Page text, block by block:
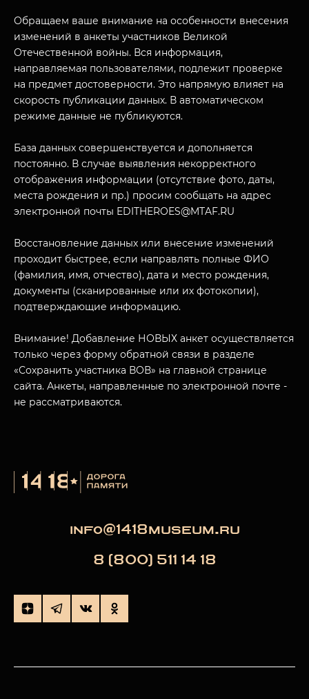
МУЗЕЙНЫЙ КОМПЛЕКС
ПОСЕТИТЕЛЯМ
НАЗАД
Обращаем ваше внимание на особенности внесения
изменений в анкеты участников Великой
Отечественной войны. Вся информация,
направляемая пользователями, подлежит проверке
на предмет достоверности. Это напрямую влияет на
скорость публикации данных. В автоматическом
режиме данные не публикуются.
База данных совершенствуется и дополняется
постоянно. В случае выявления некорректного
отображения информации (отсутствие фото, даты,
места рождения и пр.) просим сообщать на адрес
электронной почты EDITHEROES@MTAF.RU
Восстановление данных или внесение изменений
проходит быстрее, если направлять полные ФИО
(фамилия, имя, отчество), дата и место рождения,
документы (сканированные или их фотокопии),
подтверждающие информацию.
Внимание! Добавление НОВЫХ анкет осуществляется
только через форму обратной связи в разделе
«Сохранить участника ВОВ» на главной странице
сайта. Анкеты, направленные по электронной почте -
не рассматриваются.
info@1418museum.ru
8 (800) 511 14 18